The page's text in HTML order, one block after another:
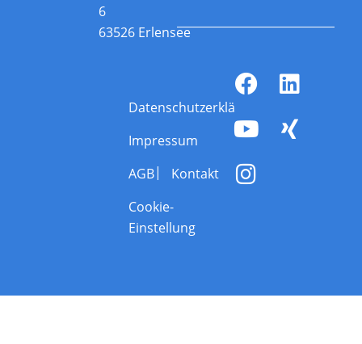
6
63526 Erlensee
Datenschutzerklärung
Impressum
AGB
Kontakt
Cookie-
Einstellung